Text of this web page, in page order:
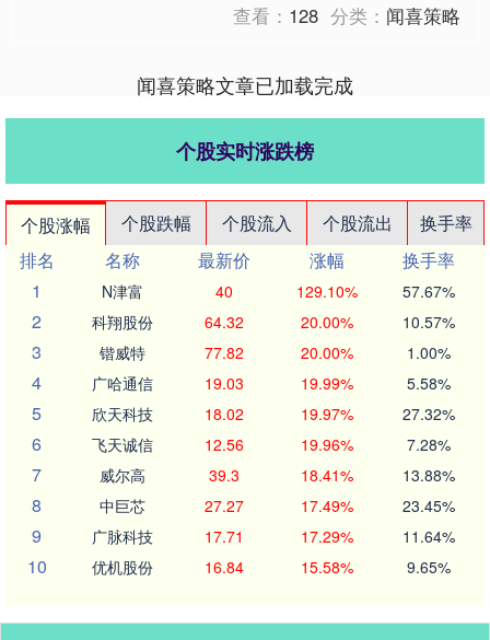
查看： 128 分类： 闻喜策略
闻喜策略文章已加载完成
个股实时涨跌榜
个股涨幅 个股跌幅 个股流入 个股流出
换手率
排名
名称 最新价 涨幅
换手率
1
N津富 40 129.10% 57.67%
2 科翔股份 64.32 20.00% 10.57%
3 锴威特 77.82 20.00% 1.00%
4 广哈通信 19.03 19.99% 5.58%
5 欣天科技 18.02 19.97% 27.32%
6 飞天诚信 12.56 19.96% 7.28%
7 威尔高 39.3 18.41% 13.88%
8 中巨芯 27.27 17.49% 23.45%
9 广脉科技 17.71 17.29% 11.64%
10 优机股份 16.84 15.58% 9.65%